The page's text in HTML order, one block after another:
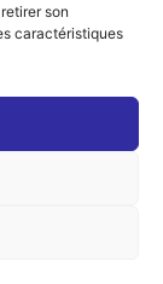
son
caractéristiques